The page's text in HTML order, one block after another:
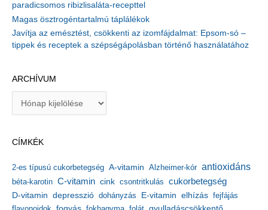
paradicsomos ribizlisaláta-recepttel
Magas ösztrogéntartalmú táplálékok
Javítja az emésztést, csökkenti az izomfájdalmat: Epsom-só –
tippek és receptek a szépségápolásban történő használatához
ARCHÍVUM
í
u
m
CÍMKÉK
2-es típusú cukorbetegség A-vitamin Alzheimer-kór antioxidáns
béta-karotin C-vitamin cink csontritkulás cukorbetegség
D-vitamin depresszió dohányzás E-vitamin elhízás fejfájás
gyulladáscsökkentő